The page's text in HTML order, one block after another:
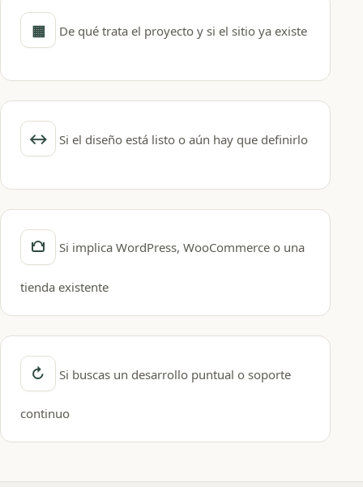
De qué trata el proyecto y si el sitio ya existe
Si el diseño está listo o aún hay que definirlo
Si implica WordPress, WooCommerce o una
tienda existente
Si buscas un desarrollo puntual o soporte
continuo